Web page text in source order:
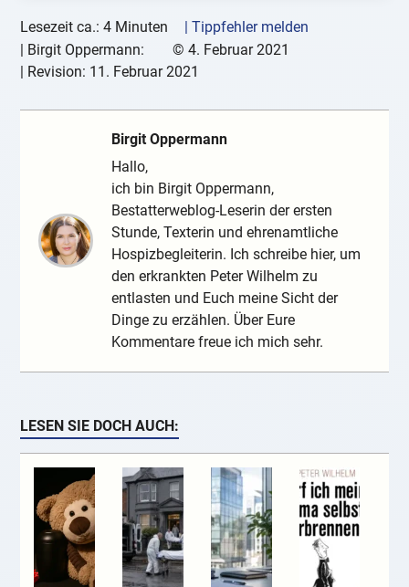
Lesezeit ca.: 4 Minuten
| Tippfehler melden
| Birgit Oppermann: © 4. Februar 2021
| Revision: 11. Februar 2021
Birgit Oppermann
Hallo,
ich bin Birgit Oppermann,
Bestatterweblog-Leserin der ersten
Stunde, Texterin und ehrenamtliche
Hospizbegleiterin. Ich schreibe hier, um
den erkrankten Peter Wilhelm zu
entlasten und Euch meine Sicht der
Dinge zu erzählen. Über Eure
Kommentare freue ich mich sehr.
LESEN SIE DOCH AUCH: